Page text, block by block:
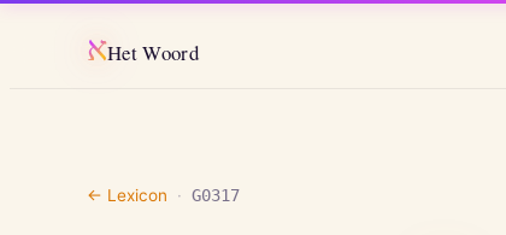
אHet Woord
← Lexicon · G0317